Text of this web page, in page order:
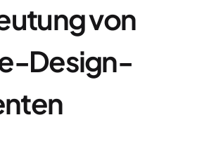
von
Design-